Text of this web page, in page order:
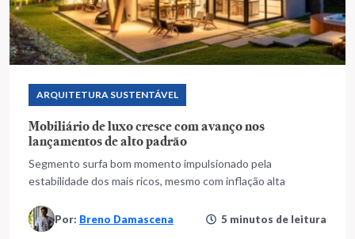
ARQUITETURA SUSTENTÁVEL
Mobiliário de luxo cresce com avanço nos
lançamentos de alto padrão
Segmento surfa bom momento impulsionado pela
estabilidade dos mais ricos, mesmo com inflação alta
Por: Breno Damascena 5 minutos de leitura